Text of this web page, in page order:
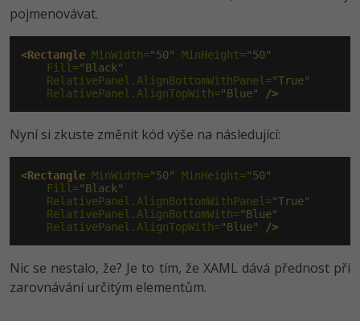
pojmenovávat.
<Rectangle MinWidth="50" MinHeight="50"
    Fill=
"Black"
    RelativePanel.AlignBottomWithPanel=
"True"
    RelativePanel.AlignTopWith=
"Blue" />
Nyní si zkuste změnit kód výše na následující:
<Rectangle MinWidth="50" MinHeight="50"
    Fill=
"Black"
    RelativePanel.AlignBottomWithPanel=
"True"
    RelativePanel.AlignBottomWith=
"Blue"
    RelativePanel.AlignTopWith=
"Blue" />
Nic se nestalo, že? Je to tím, že XAML dává přednost při
zarovnávání určitým elementům.